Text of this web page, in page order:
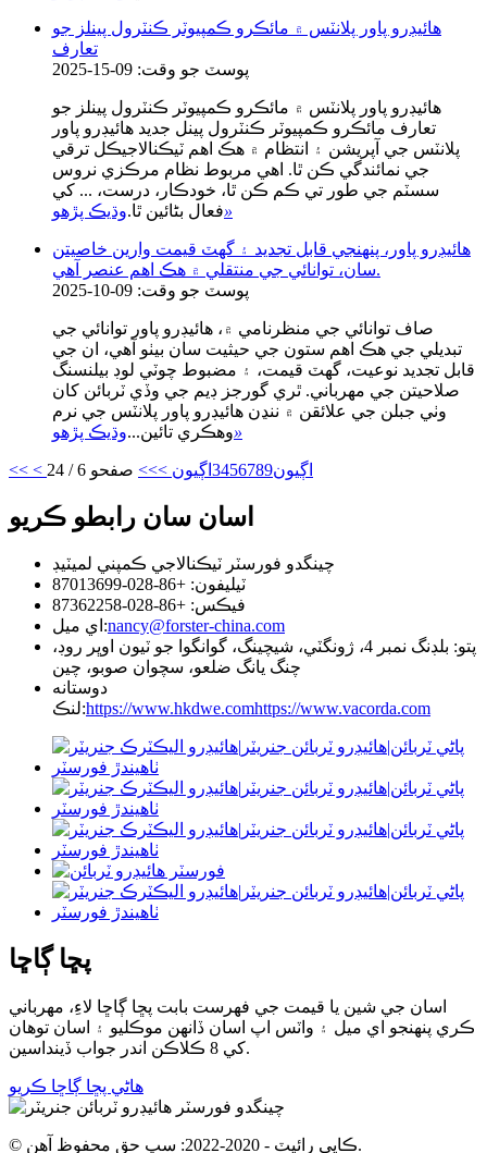
هائيڊرو پاور پلانٽس ۾ مائڪرو ڪمپيوٽر ڪنٽرول پينلز جو
تعارف
پوسٽ جو وقت: 09-15-2025
هائيڊرو پاور پلانٽس ۾ مائڪرو ڪمپيوٽر ڪنٽرول پينلز جو
تعارف مائڪرو ڪمپيوٽر ڪنٽرول پينل جديد هائيڊرو پاور
پلانٽس جي آپريشن ۽ انتظام ۾ هڪ اهم ٽيڪنالاجيڪل ترقي
جي نمائندگي ڪن ٿا. اهي مربوط نظام مرڪزي نروس
سسٽم جي طور تي ڪم ڪن ٿا، خودڪار، درست، ... کي
فعال بڻائين ٿا.وڌيڪ پڙهو »
هائيڊرو پاور، پنهنجي قابل تجديد ۽ گهٽ قيمت وارين خاصيتن
سان، توانائي جي منتقلي ۾ هڪ اهم عنصر آهي.
پوسٽ جو وقت: 09-10-2025
صاف توانائي جي منظرنامي ۾، هائيڊرو پاور توانائي جي
تبديلي جي هڪ اهم ستون جي حيثيت سان بيٺو آهي، ان جي
قابل تجديد نوعيت، گهٽ قيمت، ۽ مضبوط چوٽي لوڊ بيلنسنگ
صلاحيتن جي مهرباني. ٿري گورجز ڊيم جي وڏي ٽربائن کان
وٺي جبلن جي علائقن ۾ ننڍن هائيڊرو پاور پلانٽس جي نرم
وهڪري تائين...وڌيڪ پڙهو »
<< < اڳيون 3456789 اڳيون >>> صفحو 6 / 24
اسان سان رابطو ڪريو
چينگدو فورسٽر ٽيڪنالاجي ڪمپني لميٽيڊ
ٽيليفون: +86-028-87013699
فيڪس: +86-028-87362258
اي ميل:nancy@forster-china.com
پتو: بلڊنگ نمبر 4، ژونگٽي، شيچينگ، گوانگوا جو ٽيون اوڀر روڊ،
چنگ يانگ ضلعو، سچوان صوبو، چين
دوستانه
لنڪ:https://www.hkdwe.comhttps://www.vacorda.com
پڇا ڳاڇا
اسان جي شين يا قيمت جي فهرست بابت پڇا ڳاڇا لاءِ، مھرباني
ڪري پنھنجو اي ميل ۽ واٽس اپ اسان ڏانھن موڪليو ۽ اسان توھان
کي 8 ڪلاڪن اندر جواب ڏينداسين.
هاڻي پڇا ڳاڇا ڪريو
© ڪاپي رائيٽ - 2020-2022: سڀ حق محفوظ آهن.